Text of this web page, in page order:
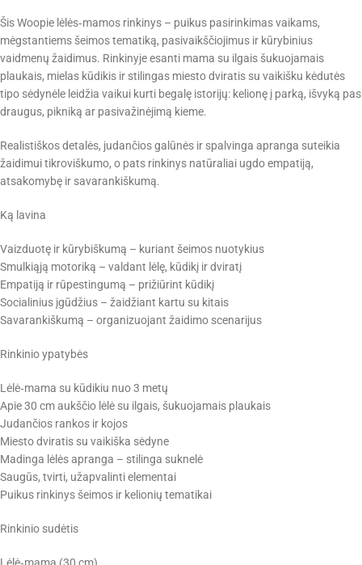
Šis Woopie lėlės‑mamos rinkinys – puikus pasirinkimas vaikams,
mėgstantiems šeimos tematiką, pasivaikščiojimus ir kūrybinius
vaidmenų žaidimus. Rinkinyje esanti mama su ilgais šukuojamais
plaukais, mielas kūdikis ir stilingas miesto dviratis su vaikišku kėdutės
tipo sėdynėle leidžia vaikui kurti begalę istorijų: kelionę į parką, išvyką pas
draugus, pikniką ar pasivažinėjimą kieme.
Realistiškos detalės, judančios galūnės ir spalvinga apranga suteikia
žaidimui tikroviškumo, o pats rinkinys natūraliai ugdo empatiją,
atsakomybę ir savarankiškumą.
Ką lavina
Vaizduotę ir kūrybiškumą – kuriant šeimos nuotykius
Smulkiąją motoriką – valdant lėlę, kūdikį ir dviratį
Empatiją ir rūpestingumą – prižiūrint kūdikį
Socialinius įgūdžius – žaidžiant kartu su kitais
Savarankiškumą – organizuojant žaidimo scenarijus
Rinkinio ypatybės
Lėlė‑mama su kūdikiu nuo 3 metų
Apie 30 cm aukščio lėlė su ilgais, šukuojamais plaukais
Judančios rankos ir kojos
Miesto dviratis su vaikiška sėdyne
Madinga lėlės apranga – stilinga suknelė
Saugūs, tvirti, užapvalinti elementai
Puikus rinkinys šeimos ir kelionių tematikai
Rinkinio sudėtis
Lėlė‑mama (30 cm)